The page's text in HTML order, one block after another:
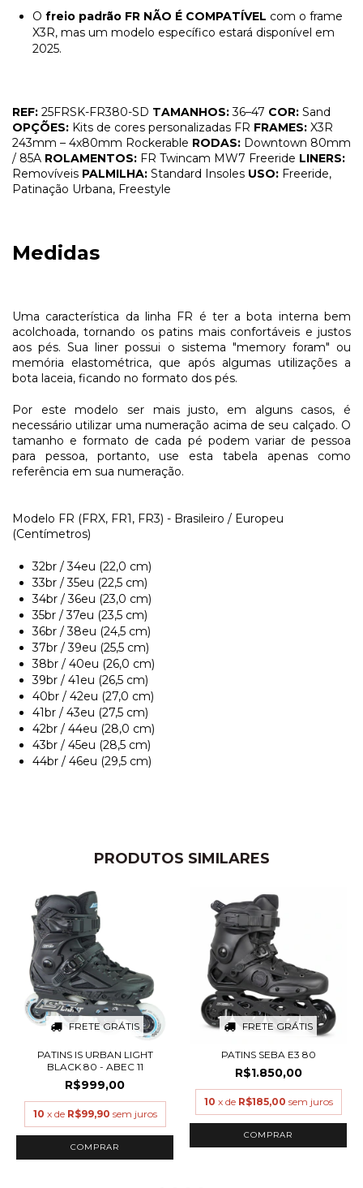
O freio padrão FR NÃO É COMPATÍVEL com o frame
X3R, mas um modelo específico estará disponível em
2025.
REF: 25FRSK-FR380-SD TAMANHOS:36–47 COR: Sand
OPÇÕES: Kits de cores personalizadas FR FRAMES: X3R
243mm – 4x80mm Rockerable RODAS: Downtown 80mm
/ 85A ROLAMENTOS: FR Twincam MW7 Freeride LINERS:
Removíveis PALMILHA: Standard Insoles USO: Freeride,
Patinação Urbana, Freestyle
Medidas
Uma característica da linha FR é ter a bota interna bem
acolchoada, tornando os patins mais confortáveis e justos
aos pés. Sua liner possui o sistema "memory foram" ou
memória elastométrica, que após algumas utilizações a
bota laceia, ficando no formato dos pés.
Por este modelo ser mais justo, em alguns casos, é
necessário utilizar uma numeração acima de seu calçado. O
tamanho e formato de cada pé podem variar de pessoa
para pessoa, portanto, use esta tabela apenas como
referência em sua numeração.
Modelo FR (FRX, FR1, FR3) - Brasileiro / Europeu
(Centímetros)
32br / 34eu (22,0 cm)
33br / 35eu (22,5 cm)
34br / 36eu (23,0 cm)
35br / 37eu (23,5 cm)
36br / 38eu (24,5 cm)
37br / 39eu (25,5 cm)
38br / 40eu (26,0 cm)
39br / 41eu (26,5 cm)
40br / 42eu (27,0 cm)
41br / 43eu (27,5 cm)
42br / 44eu (28,0 cm)
43br / 45eu (28,5 cm)
44br / 46eu (29,5 cm)
PRODUTOS SIMILARES
FRETE GRÁTIS
PATINS IS URBAN LIGHT
BLACK 80 - ABEC 11
R$999,00
10 x de R$99,90 sem juros
COMPRAR
FRETE GRÁTIS
PATINS SEBA E3 80
R$1.850,00
10 x de R$185,00 sem juros
COMPRAR